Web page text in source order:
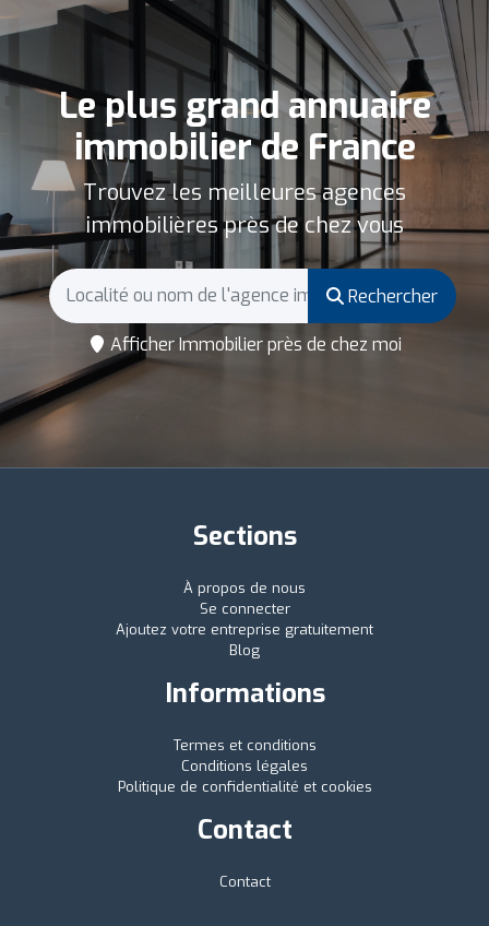
Le plus grand annuaire
immobilier de France
Trouvez les meilleures agences
immobilières près de chez vous
Rechercher
Afficher Immobilier près de chez moi
Sections
À propos de nous
Se connecter
Ajoutez votre entreprise gratuitement
Blog
Informations
Termes et conditions
Conditions légales
Politique de confidentialité et cookies
Contact
Contact